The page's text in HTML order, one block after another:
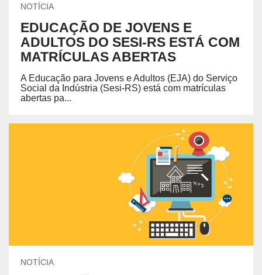
NOTÍCIA
EDUCAÇÃO DE JOVENS E
ADULTOS DO SESI-RS ESTÁ COM
MATRÍCULAS ABERTAS
A Educação para Jovens e Adultos (EJA) do Serviço
Social da Indústria (Sesi-RS) está com matrículas
abertas pa...
NOTÍCIA